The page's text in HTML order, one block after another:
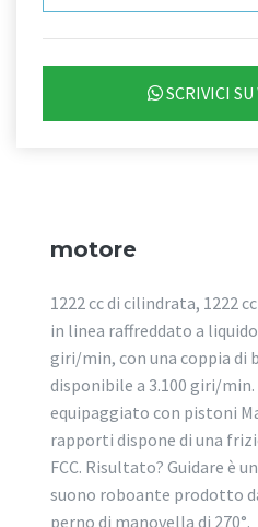
SCRIVICI
motore
1222 cc di cilindrata, 1222
in linea raffreddato a liquido
giri/min, con una coppia di
disponibile a 3.100 giri/
equipaggiato con pistoni
rapporti dispone di una
FCC. Risultato? Guidare è
suono roboante prodotto
perno di manovella di 270°.